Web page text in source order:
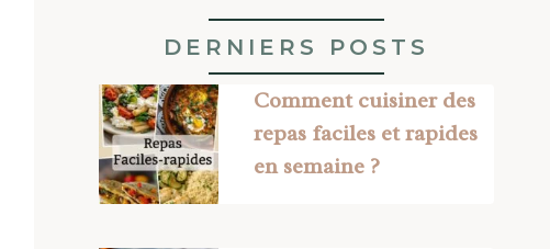
DERNIERS POSTS
Comment cuisiner des
repas faciles et rapides
en semaine ?